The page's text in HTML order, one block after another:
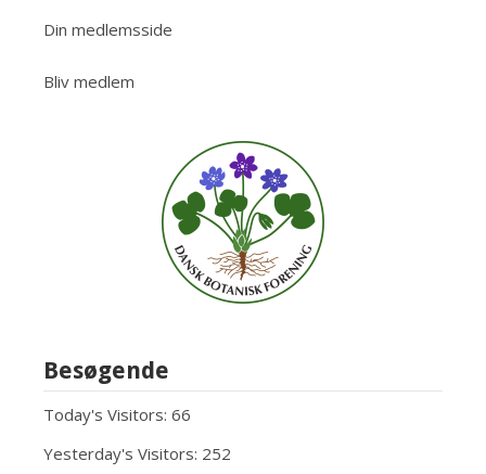
Din medlemsside
Bliv medlem
Besøgende
Today's Visitors: 66
Yesterday's Visitors: 252